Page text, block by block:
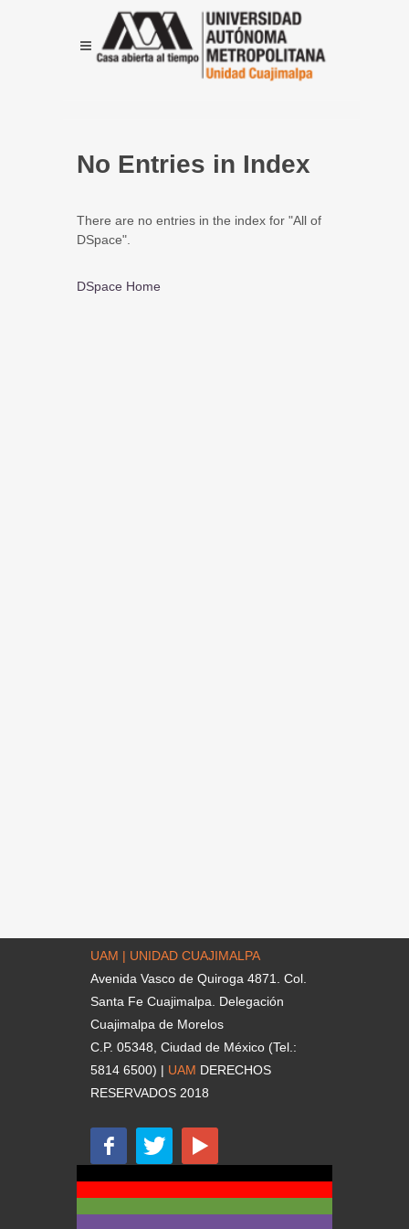
No Entries in Index
There are no entries in the index for "All of
DSpace".
DSpace Home
UAM | UNIDAD CUAJIMALPA
Avenida Vasco de Quiroga 4871. Col.
Santa Fe Cuajimalpa. Delegación
Cuajimalpa de Morelos
C.P. 05348, Ciudad de México (Tel.:
5814 6500) | UAM DERECHOS
RESERVADOS 2018